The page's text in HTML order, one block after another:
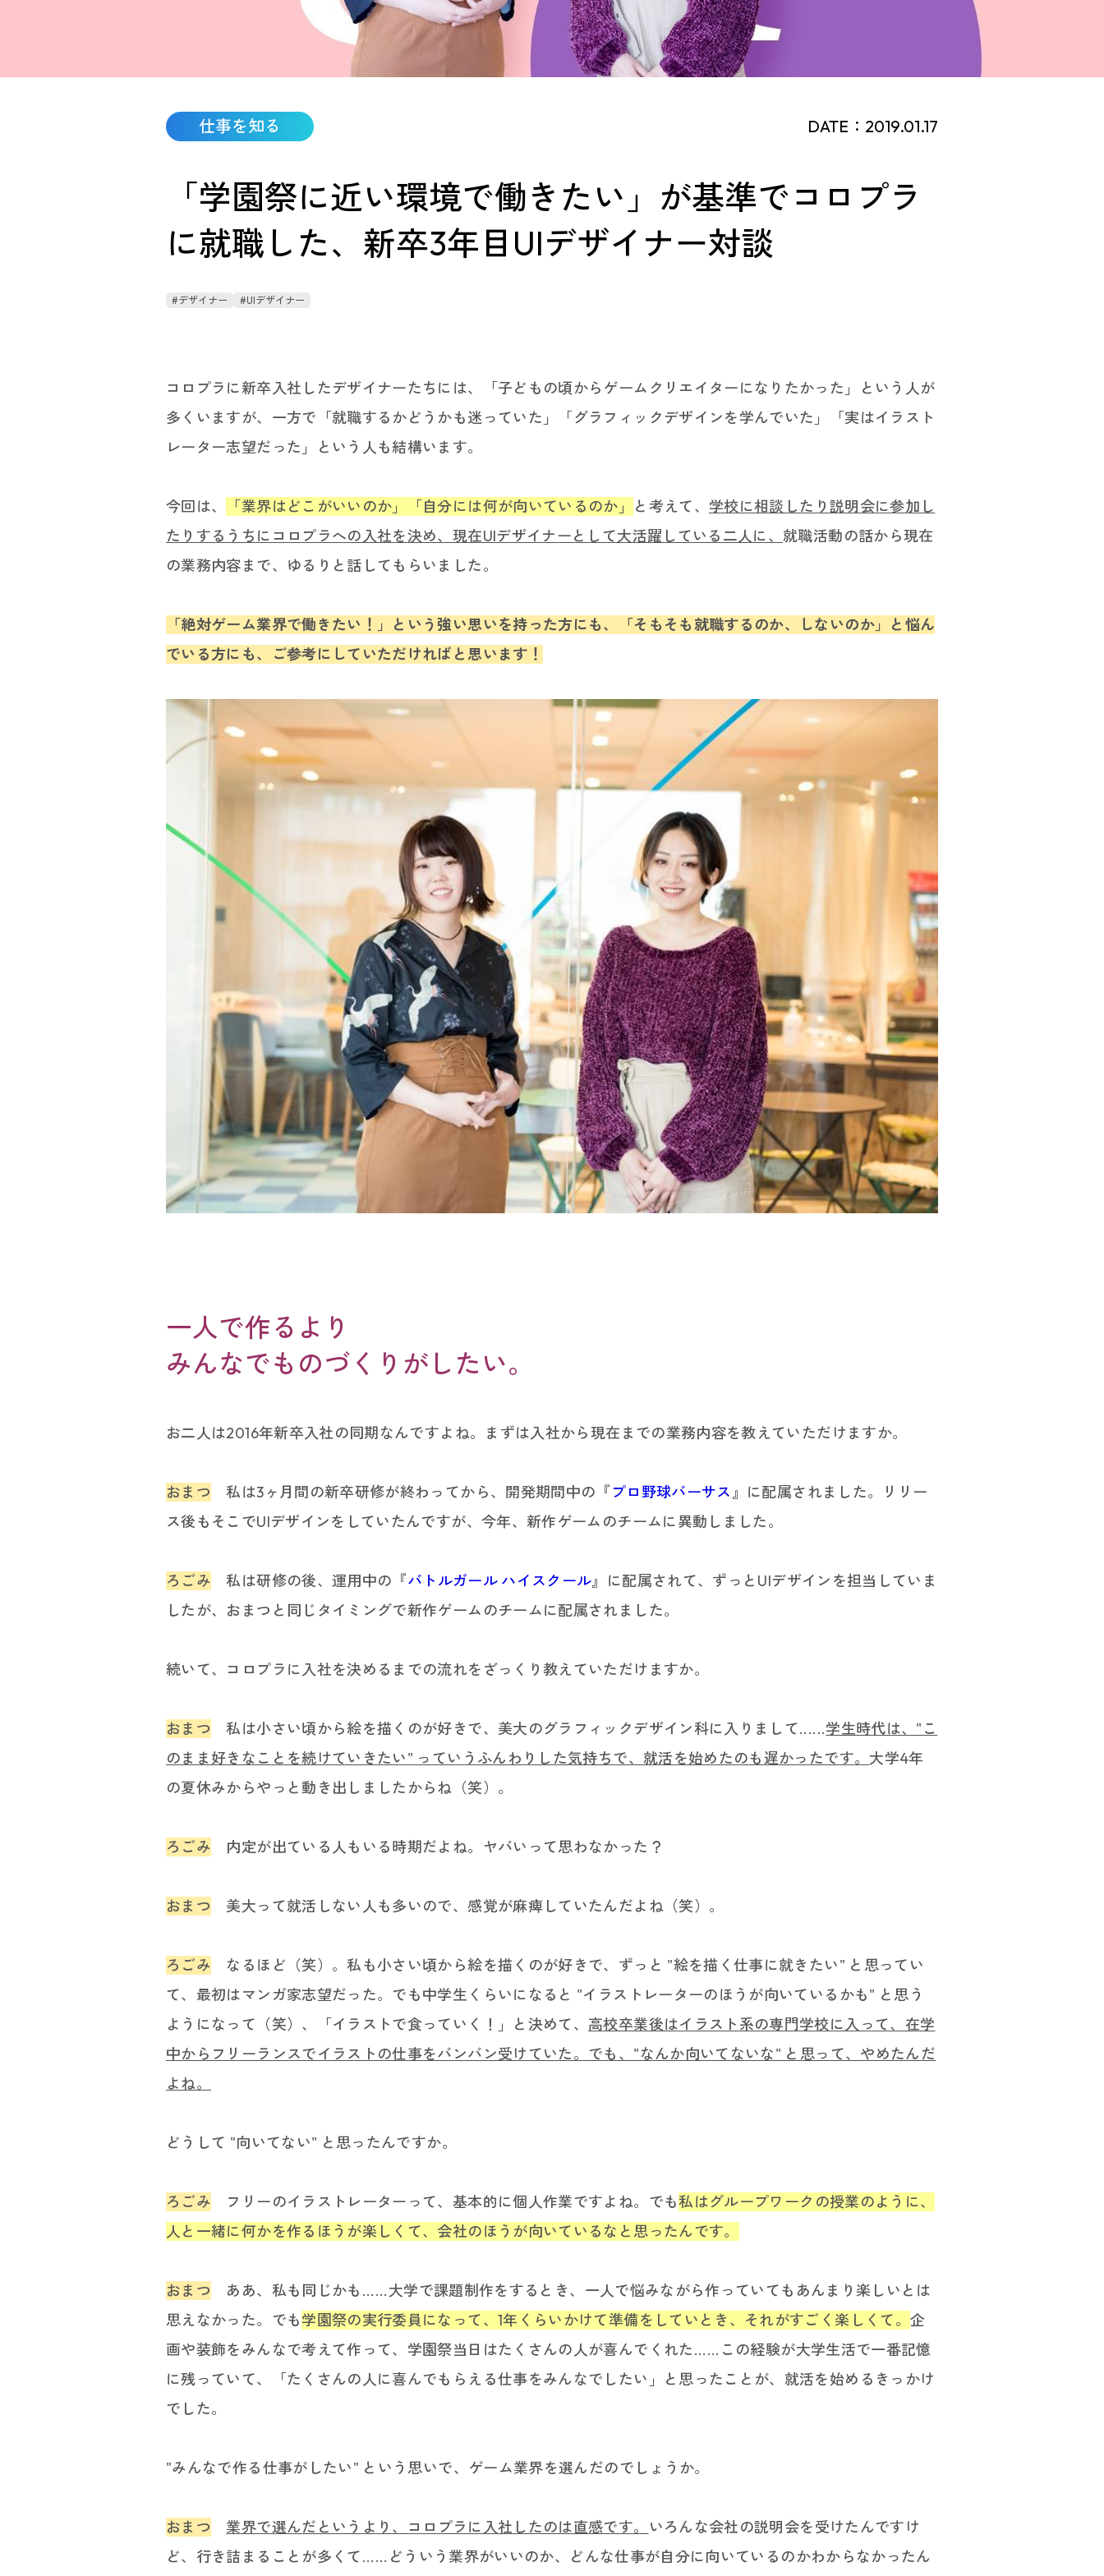
キャリア採用
新卒採用
パラアスリート採用
働く環境／制度
採用ニュース／イベント
インターンシップ
仕事を知る DATE：2019.01.17
「学園祭に近い環境で働きたい」が基準でコロプラ
に就職した、新卒3年目UIデザイナー対談
#デザイナー #UIデザイナー
コロプラに新卒入社したデザイナーたちには、「子どもの頃からゲームクリエイターになりたかった」という人が
多くいますが、一方で「就職するかどうかも迷っていた」「グラフィックデザインを学んでいた」「実はイラスト
レーター志望だった」という人も結構います。
今回は、 「業界はどこがいいのか」「自分には何が向いているのか」 と考えて、 学校に相談したり説明会に参加し
たりするうちにコロプラへの入社を決め、現在UIデザイナーとして大活躍している二人に、 就職活動の話から現在
の業務内容まで、ゆるりと話してもらいました。
「絶対ゲーム業界で働きたい！」という強い思いを持った方にも、「そもそも就職するのか、しないのか」と悩ん
でいる方にも、ご参考にしていただければと思います！
一人で作るより
みんなでものづくりがしたい。
お二人は2016年新卒入社の同期なんですよね。まずは入社から現在までの業務内容を教えていただけますか。
おまつ 私は3ヶ月間の新卒研修が終わってから、開発期間中の『 プロ野球バーサス』に配属されました。リリー
ス後もそこでUIデザインをしていたんですが、今年、新作ゲームのチームに異動しました。
ろごみ 私は研修の後、運用中の『バトルガール ハイスクール』に配属されて、ずっとUIデザインを担当していま
したが、おまつと同じタイミングで新作ゲームのチームに配属されました。
続いて、コロプラに入社を決めるまでの流れをざっくり教えていただけますか。
おまつ 私は小さい頃から絵を描くのが好きで、美大のグラフィックデザイン科に入りまして......学生時代は、"こ
のまま好きなことを続けていきたい" っていうふんわりした気持ちで、就活を始めたのも遅かったです。 大学4年
の夏休みからやっと動き出しましたからね（笑）。
ろごみ 内定が出ている人もいる時期だよね。ヤバいって思わなかった？
おまつ 美大って就活しない人も多いので、感覚が麻痺していたんだよね（笑）。
ろごみ なるほど（笑）。私も小さい頃から絵を描くのが好きで、ずっと "絵を描く仕事に就きたい" と思ってい
て、最初はマンガ家志望だった。でも中学生くらいになると "イラストレーターのほうが向いているかも" と思う
ようになって（笑）、「イラストで食っていく！」と決めて、 高校卒業後はイラスト系の専門学校に入って、在学
中からフリーランスでイラストの仕事をバンバン受けていた。でも、"なんか向いてないな" と思って、やめたんだ
よね。
どうして "向いてない" と思ったんですか。
ろごみ フリーのイラストレーターって、基本的に個人作業ですよね。でも私はグループワークの授業のように、
人と一緒に何かを作るほうが楽しくて、会社のほうが向いているなと思ったんです。
おまつ ああ、私も同じかも......大学で課題制作をするとき、一人で悩みながら作っていてもあんまり楽しいとは
思えなかった。でも学園祭の実行委員になって、1年くらいかけて準備をしていとき、それがすごく楽しくて。企
画や装飾をみんなで考えて作って、学園祭当日はたくさんの人が喜んでくれた......この経験が大学生活で一番記憶
に残っていて、「たくさんの人に喜んでもらえる仕事をみんなでしたい」と思ったことが、就活を始めるきっかけ
でした。
"みんなで作る仕事がしたい" という思いで、ゲーム業界を選んだのでしょうか。
おまつ 業界で選んだというより、コロプラに入社したのは直感です。
いろんな会社の説明会を受けたんですけ
ど、行き詰まることが多くて......どういう業界がいいのか、どんな仕事が自分に向いているのかわからなかったん